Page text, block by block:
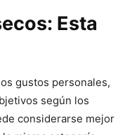
Esta
gustos personales,
según los
considerarse mejor